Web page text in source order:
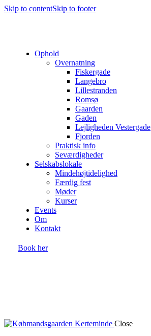
Skip to contentSkip to footer
Ophold
Overnatning
Fiskergade
Langebro
Lillestranden
Romsø
Gaarden
Gaden
Lejligheden Vestergade
Fjorden
Praktisk info
Seværdigheder
Selskabslokale
Mindehøjtidelighed
Færdig fest
Møder
Kurser
Events
Om
Kontakt
Book her
Close